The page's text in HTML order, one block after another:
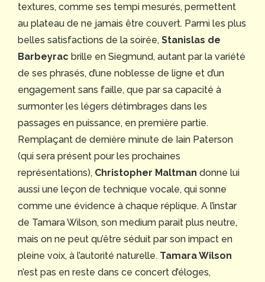
textures, comme ses tempi mesurés, permettent
au plateau de ne jamais être couvert. Parmi les plus
belles satisfactions de la soirée, Stanislas de
Barbeyrac brille en Siegmund, autant par la variété
de ses phrasés, d’une noblesse de ligne et d’un
engagement sans faille, que par sa capacité à
surmonter les légers détimbrages dans les
passages en puissance, en première partie.
Remplaçant de dernière minute de Iain Paterson
(qui sera présent pour les prochaines
représentations), Christopher Maltman donne lui
aussi une leçon de technique vocale, qui sonne
comme une évidence à chaque réplique. A l’instar
de Tamara Wilson, son medium parait plus neutre,
mais on ne peut qu’être séduit par son impact en
pleine voix, à l’autorité naturelle. Tamara Wilson
n’est pas en reste dans ce concert d’éloges,